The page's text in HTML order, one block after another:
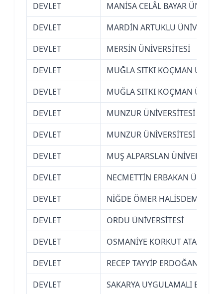
DEVLET
MANİSA CELÂL BAYAR
DEVLET
MARDİN ARTUKLU
DEVLET
MERSİN ÜNİVERSİTESİ
DEVLET
MUĞLA SITKI KOÇMAN
DEVLET
MUĞLA SITKI KOÇMAN
DEVLET
MUNZUR ÜNİVERSİTESİ
DEVLET
MUNZUR ÜNİVERSİTESİ
DEVLET
MUŞ ALPARSLAN ÜNİVERSİTESİ
DEVLET
NECMETTİN ERBAKAN
DEVLET
NİĞDE ÖMER HALİSDEMİR
DEVLET
ORDU ÜNİVERSİTESİ
DEVLET
OSMANİYE KORKUT ATA
DEVLET
RECEP TAYYİP ERDOĞAN
DEVLET
SAKARYA UYGULAMALI